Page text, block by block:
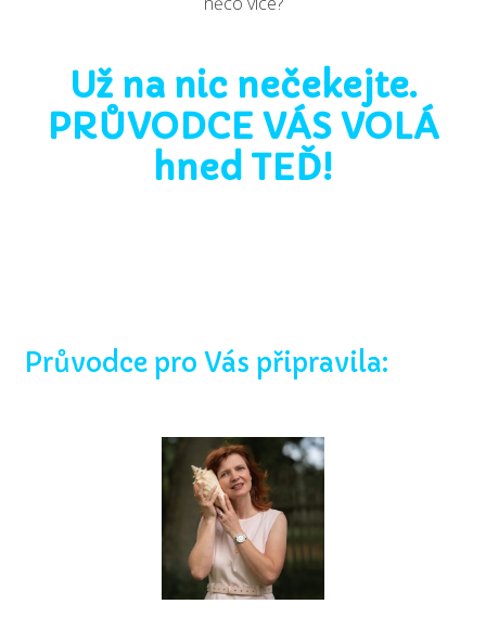
Už na nic nečekejte.
PRŮVODCE VÁS VOLÁ
hned TEĎ!
Průvodce pro Vás připravila: